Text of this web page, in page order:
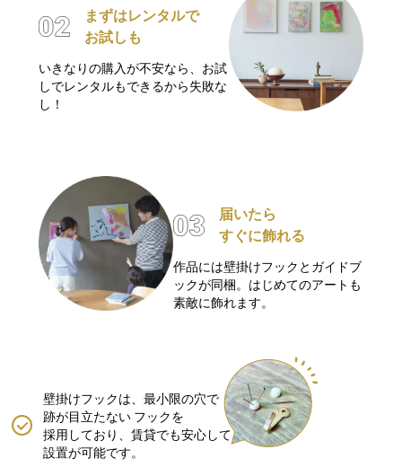
まずはレンタルで
お試しも
いきなりの購入が不安なら、お試
しでレンタルもできるから失敗な
し！
届いたら
すぐに飾れる
作品には壁掛けフックとガイドブ
ックが同梱。はじめてのアートも
素敵に飾れます。
壁掛けフックは、最小限の穴で
跡が目立たない フックを
採用しており、賃貸でも安心して
設置が可能です。